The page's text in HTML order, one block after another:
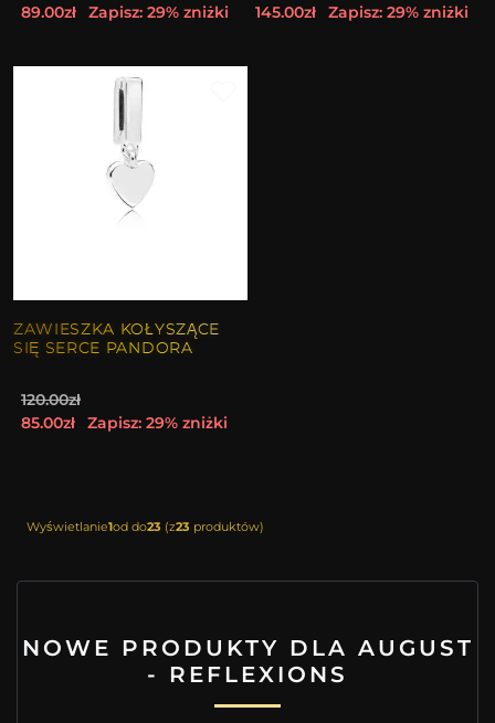
89.00zł
Zapisz: 29% zniżki
145.00zł
Zapisz: 29% zniżki
ZAWIESZKA KOŁYSZĄCE
SIĘ SERCE PANDORA
120.00zł
85.00zł
Zapisz: 29% zniżki
Wyświetlanie1od do23 (z23 produktów)
NOWE PRODUKTY DLA AUGUST
- REFLEXIONS